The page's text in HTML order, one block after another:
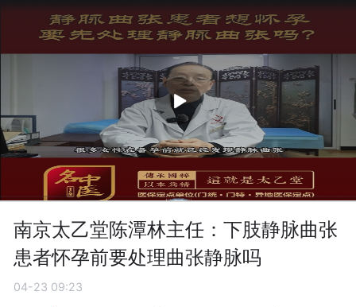
南京太乙堂陈潭林主任：下肢静脉曲张
患者怀孕前要处理曲张静脉吗
04-23 09:23